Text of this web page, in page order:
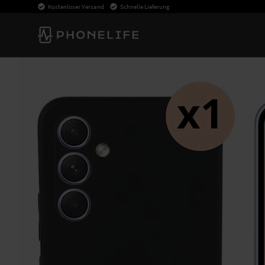
Kostenloser Versand Schnelle Lieferung